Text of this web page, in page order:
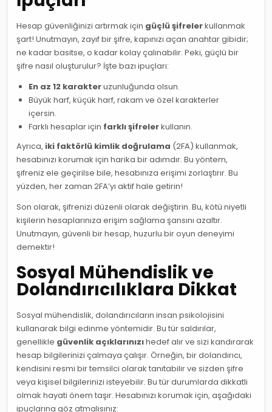
Hesap güvenliğinizi artırmak için güçlü şifrelerkullanmak
şart! Unutmayın, zayıf bir şifre, kapınızı açan anahtar gibidir;
ne kadar basitse, o kadar kolay çalınabilir. Peki, güçlü bir
şifre nasıl oluşturulur? İşte bazı ipuçları:
En az 12 karakteruzunluğunda olsun.
Büyük harf, küçük harf, rakam ve özel karakterler
içersin.
Farklı hesaplar için farklı şifrelerkullanın.
Ayrıca, iki faktörlü kimlik doğrulama (2FA) kullanmak,
hesabınızı korumak için harika bir adımdır. Bu yöntem,
şifreniz ele geçirilse bile, hesabınıza erişimi zorlaştırır. Bu
yüzden, her zaman 2FA’yı aktif hale getirin!
Son olarak, şifrenizi düzenli olarak değiştirin. Bu, kötü niyetli
kişilerin hesaplarınıza erişim sağlama şansını azaltır.
Unutmayın, güvenli bir hesap, huzurlu bir oyun deneyimi
demektir!
Sosyal Mühendislik ve
Dolandırıcılıklara Dikkat
Sosyal mühendislik, dolandırıcıların insan psikolojisini
kullanarak bilgi edinme yöntemidir. Bu tür saldırılar,
genellikle güvenlik açıklarınızıhedef alır ve sizi kandırarak
hesap bilgilerinizi çalmaya çalışır. Örneğin, bir dolandırıcı,
kendisini resmi bir temsilci olarak tanıtabilir ve sizden şifre
veya kişisel bilgilerinizi isteyebilir. Bu tür durumlarda dikkatli
olmak hayati önem taşır. Hesabınızı korumak için, aşağıdaki
ipuçlarına göz atmalısınız: